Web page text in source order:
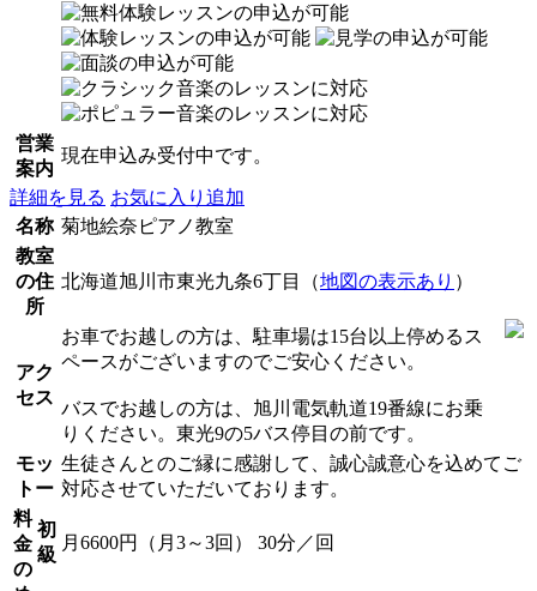
営業
案内
現在申込み受付中です。
詳細を見る お気に入り追加
名称 菊地絵奈ピアノ教室
教室
の住
所
北海道旭川市東光九条6丁目（地図の表示あり ）
アク
セス
お車でお越しの方は、駐車場は15台以上停めるス
ペースがございますのでご安心ください。
バスでお越しの方は、旭川電気軌道19番線にお乗
りください。東光9の5バス停目の前です。
モッ
トー
生徒さんとのご縁に感謝して、誠心誠意心を込めてご
対応させていただいております。
料
金
の
初
級
月6600円（月3～3回） 30分／回